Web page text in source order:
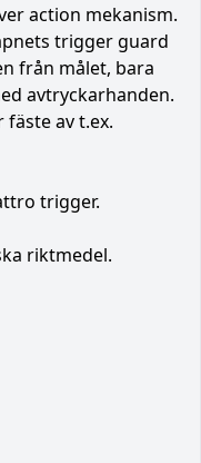
action mekanism.
trigger guard
från målet, bara
avtryckarhanden.
av t.ex.
trigger.
riktmedel.